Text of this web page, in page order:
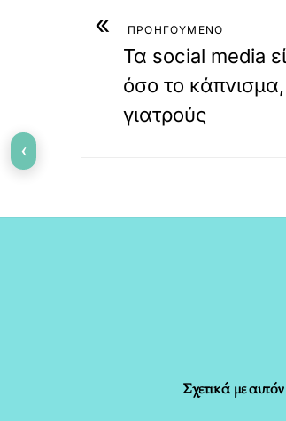
« ΠΡΟΗΓΟΥΜΕΝΟ
Τα social media
όσο το
γιατρούς
Σχετικά με
‹